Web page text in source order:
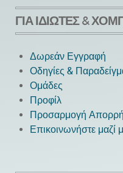
ΓΙΑ ΙΔΙΏΤΕΣ &
Δωρεάν Εγγραφή
Οδηγίες &
Ομάδες
Προφίλ
Προσαρμογή
Επικοινωνήστε μαζί